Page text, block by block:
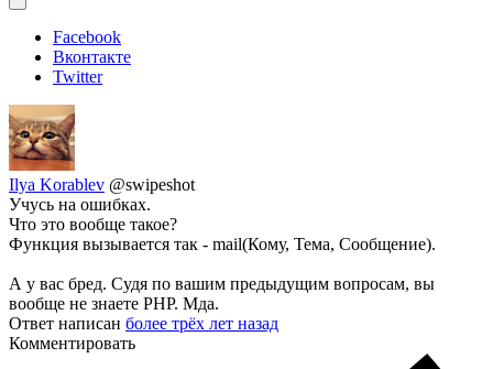
Facebook
Вконтакте
Twitter
Ilya Korablev @swipeshot
Учусь на ошибках.
Что это вообще такое?
Функция вызывается так - mail(Кому, Тема, Сообщение).
А у вас бред. Судя по вашим предыдущим вопросам, вы
вообще не знаете PHP. Мда.
Ответ написан более трёх лет назад
Комментировать